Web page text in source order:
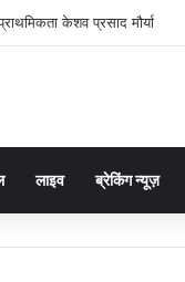
केशव प्रसाद मौर्या
लाइव ब्रेकिंग न्यूज़